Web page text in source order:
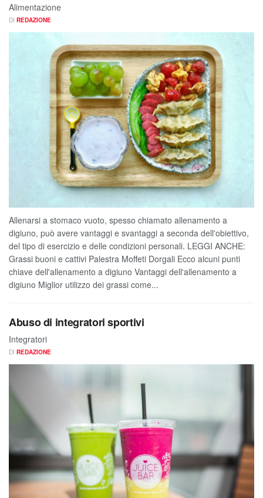
Alimentazione
DI REDAZIONE
Allenarsi a stomaco vuoto, spesso chiamato allenamento a
digiuno, può avere vantaggi e svantaggi a seconda dell'obiettivo,
del tipo di esercizio e delle condizioni personali. LEGGI ANCHE:
Grassi buoni e cattivi Palestra Moffeti Dorgali Ecco alcuni punti
chiave dell'allenamento a digiuno Vantaggi dell'allenamento a
digiuno Miglior utilizzo dei grassi come...
Abuso di integratori sportivi
Integratori
DI REDAZIONE